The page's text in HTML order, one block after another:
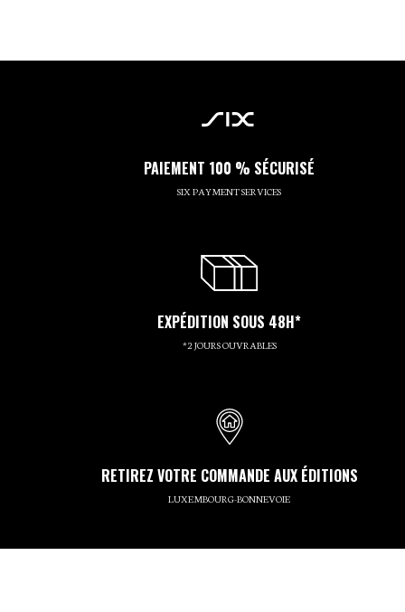
PAIEMENT 100 % SÉCURISÉ
SIX PAYMENT SERVICES
EXPÉDITION SOUS 48H*
*2 JOURS OUVRABLES
RETIREZ VOTRE COMMANDE AUX ÉDITIONS
LUXEMBOURG-BONNEVOIE